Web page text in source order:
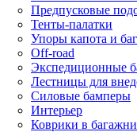
Предпусковые
Тенты-палатки
Упоры капота и
Off-road
Экспедиционные
Лестницы для
Силовые бамперы
Интерьер
Коврики в